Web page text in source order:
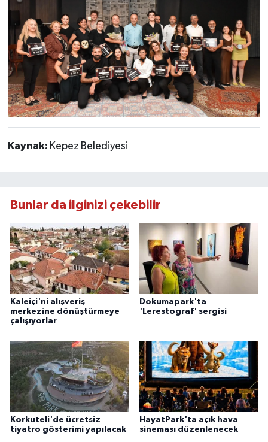
Kaynak: Kepez Belediyesi
Bunlar da ilginizi çekebilir
Kaleiçi'ni alışveriş
merkezine dönüştürmeye
çalışıyorlar
Dokumapark'ta
'Lerestograf' sergisi
Korkuteli'de ücretsiz
tiyatro gösterimi yapılacak
HayatPark'ta açık hava
sineması düzenlenecek